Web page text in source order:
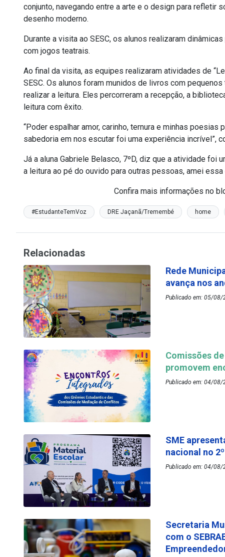
conjunto, navegando entre a arte e o design para
desenho moderno.
Durante a visita ao SESC, os alunos realizaram
com jogos teatrais.
Ao final da visita, as equipes realizaram atividades de
SESC. Os alunos foram munidos de livros com
realizar a leitura. Eles percorreram a recepção, a
leitura com êxito.
“Poder espalhar amor, carinho, ternura e minhas
sabedoria em nos escutar foi uma experiência incrível”,
Já a aluna Gabriele Belasco, 7ºD, diz que a atividade foi
a leitura ao pé do ouvido para outras pessoas, amei essa
Confira mais informações no
#EstudanteTemVoz DRE Jaçanã/Tremembé home
Relacionadas
Rede
avança nos
Publicado em: 05/08/
Comissões
promovem
Publicado em: 04/08/
SME
nacional no
Publicado em: 04/08/
Secretaria
com o